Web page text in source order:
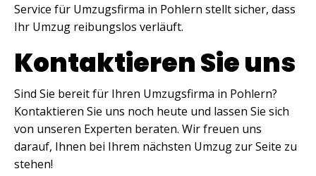
Service für Umzugsfirma in Pohlern stellt sicher, dass
Ihr Umzug reibungslos verläuft.
Kontaktieren Sie uns
Sind Sie bereit für Ihren Umzugsfirma in Pohlern?
Kontaktieren Sie uns noch heute und lassen Sie sich
von unseren Experten beraten. Wir freuen uns
darauf, Ihnen bei Ihrem nächsten Umzug zur Seite zu
stehen!